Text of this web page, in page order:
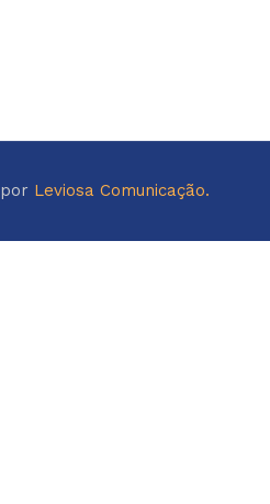
Leviosa Comunicação.